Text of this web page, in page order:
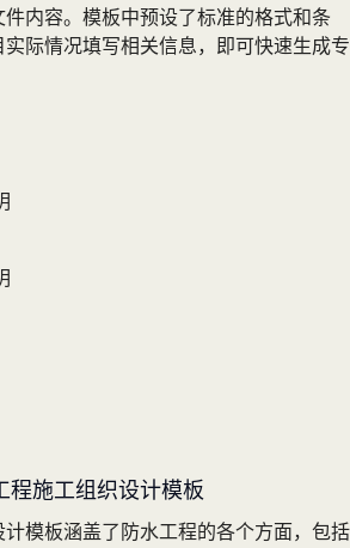
内容。模板中预设了标准的格式和条
际情况填写相关信息，即可快速生成专
程施工组织设计模板
模板涵盖了防水工程的各个方面，包括